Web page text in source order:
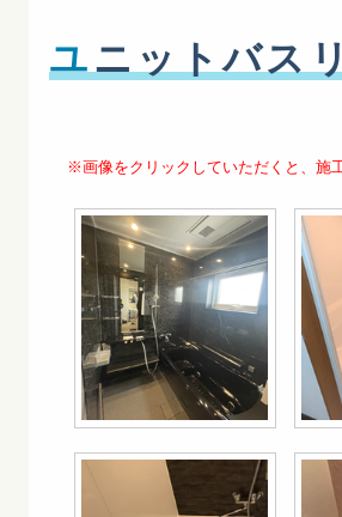
ユニットバス
※画像をクリックしていただくと、施